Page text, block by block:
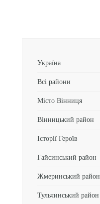
Україна
Всі райони
Місто Вінниця
Вінницький район
Історії Героїв
Гайсинський район
Жмеринський район
Тульчинський район